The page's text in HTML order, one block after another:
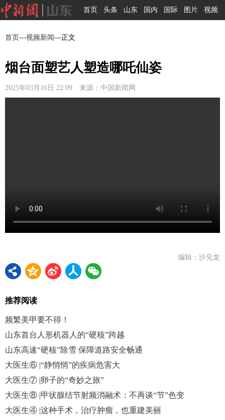
首页 头条 山东 国内 国际 图片 视频
首页—视频新闻—正文
烟台面塑艺人塑造哪吒仙姿
2025年03月16日 22:09 来源：中国新闻网
编辑：沙见龙
推荐阅读
频繁美甲要不得！
山东首台人形机器人的“硬核”跨越
山东高速“硬核”除雪 保障道路安全畅通
大医生⑥ |“静悄悄”的疾病危害大
大医生⑦ |卵子的“奇妙之旅”
大医生⑧ |甲状腺结节射频消融术：不再谈“节”色变
大医生④ |这种手术，治疗肿瘤，也重建美丽